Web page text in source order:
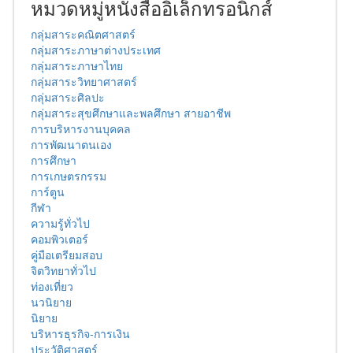
หมวดหมู่หนังสืออิเล็กทรอนิกส์
กลุ่มสาระคณิตศาสตร์
กลุ่มสาระภาษาต่างประเทศ
กลุ่มสาระภาษาไทย
กลุ่มสาระวิทยาศาสตร์
กลุ่มสาระศิลปะ
กลุ่มสาระสุขศึกษาและพลศึกษา สายอาชีพ
การบริหารงานบุคคล
การพัฒนาตนเอง
การศึกษา
การเกษตรกรรม
การ์ตูน
กีฬา
ความรู้ทั่วไป
คอมพิวเตอร์
คู่มือเตรียมสอบ
จิตวิทยาทั่วไป
ท่องเที่ยว
นวนิยาย
นิยาย
บริหารธุรกิจ-การเงิน
ประวัติศาสตร์